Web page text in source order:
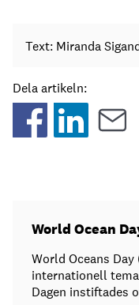
Text: Miranda
Dela artikeln:
World Ocean
World Oceans
internationell
Dagen instiftades